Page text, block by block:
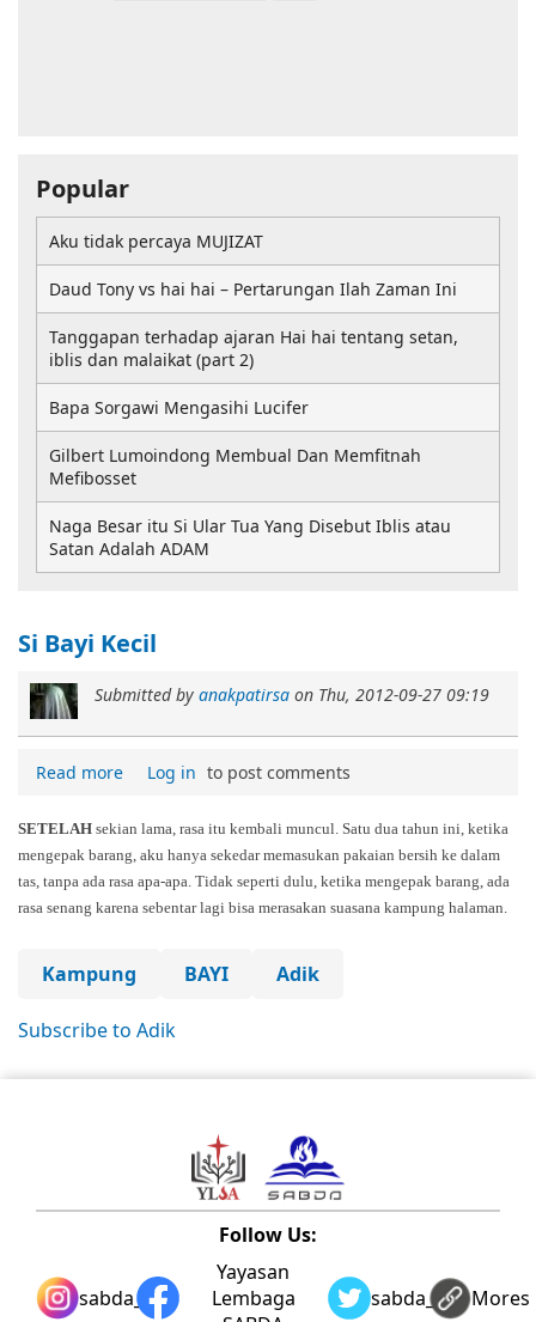
Si Bayi Kecil
Submitted by anakpatirsa on Thu, 2012-09-27 09:19
Read more Log in to post comments
SETELAH sekian lama, rasa itu kembali muncul. Satu dua tahun ini, ketika
mengepak barang, aku hanya sekedar memasukan pakaian bersih ke dalam
tas, tanpa ada rasa apa-apa. Tidak seperti dulu, ketika mengepak barang, ada
rasa senang karena sebentar lagi bisa merasakan suasana kampung halaman.
Kampung BAYI Adik
Subscribe to Adik
Popular
Aku tidak percaya MUJIZAT
Daud Tony vs hai hai – Pertarungan Ilah Zaman Ini
Tanggapan terhadap ajaran Hai hai tentang setan,
iblis dan malaikat (part 2)
Bapa Sorgawi Mengasihi Lucifer
Gilbert Lumoindong Membual Dan Memfitnah
Mefibosset
Naga Besar itu Si Ular Tua Yang Disebut Iblis atau
Satan Adalah ADAM
Follow Us:
sabda_ylsa
Yayasan
Lembaga
sabda_ylsaMores